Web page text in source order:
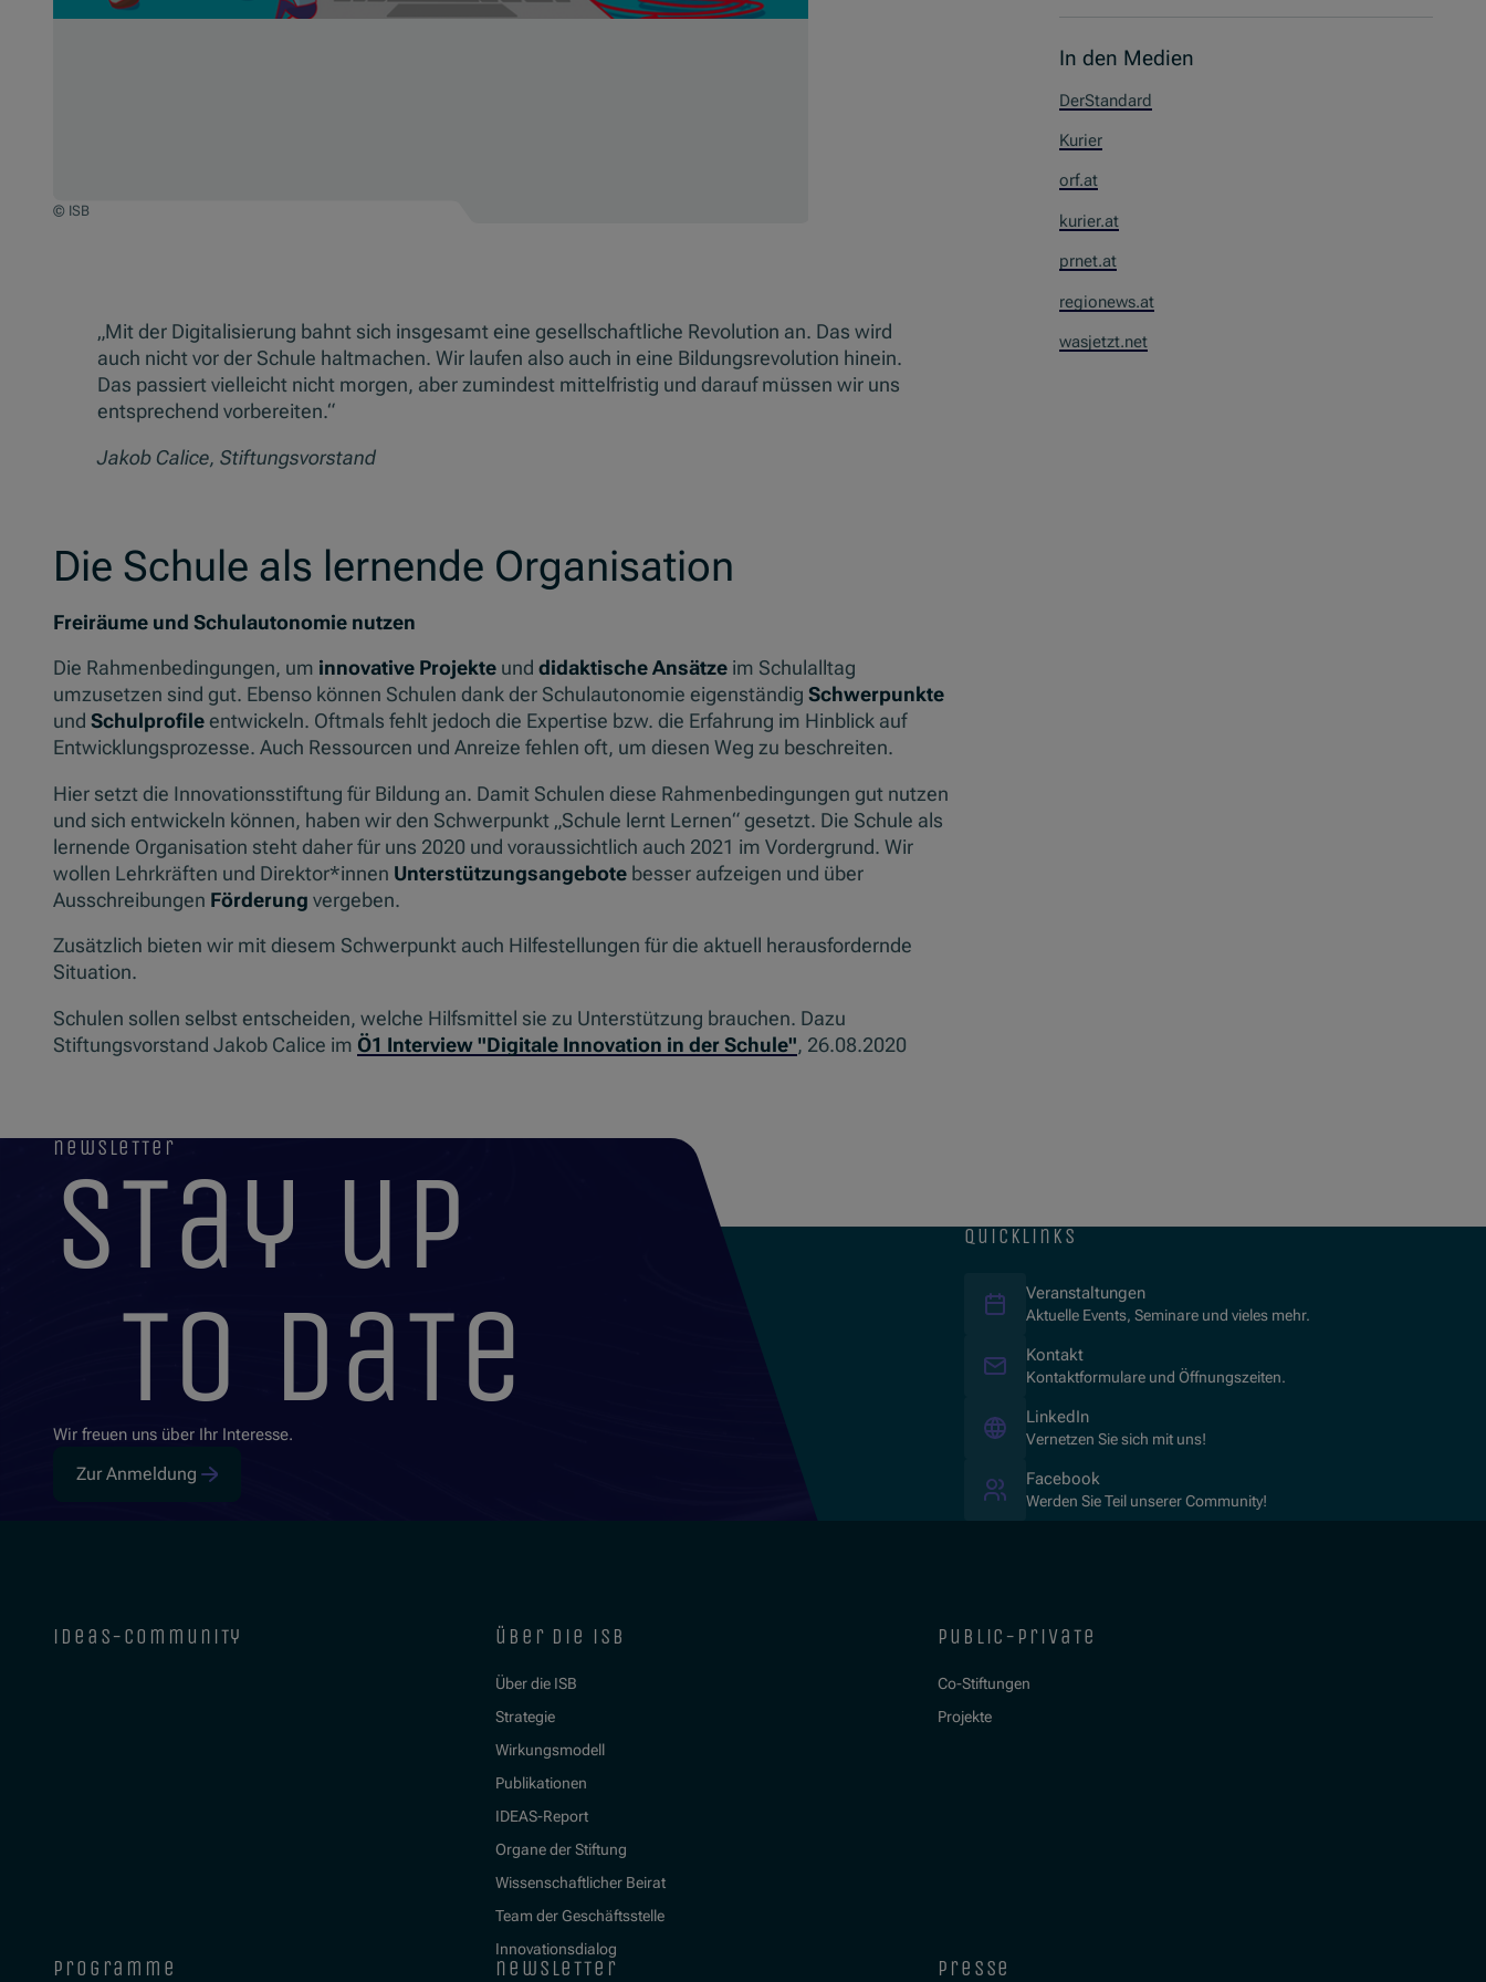
© ISB
„Mit der Digitalisierung bahnt sich insgesamt eine gesellschaftliche Revolution an. Das wird
auch nicht vor der Schule haltmachen. Wir laufen also auch in eine Bildungsrevolution hinein.
Das passiert vielleicht nicht morgen, aber zumindest mittelfristig und darauf müssen wir uns
entsprechend vorbereiten.“
Jakob Calice, Stiftungsvorstand
Die Schule als lernende Organisation
Freiräume und Schulautonomie nutzen
Die Rahmenbedingungen, um innovative Projekte und didaktische Ansätze im Schulalltag
umzusetzen sind gut. Ebenso können Schulen dank der Schulautonomie eigenständig Schwerpunkte
und Schulprofile entwickeln. Oftmals fehlt jedoch die Expertise bzw. die Erfahrung im Hinblick auf
Entwicklungsprozesse. Auch Ressourcen und Anreize fehlen oft, um diesen Weg zu beschreiten.
Hier setzt die Innovationsstiftung für Bildung an. Damit Schulen diese Rahmenbedingungen gut nutzen
und sich entwickeln können, haben wir den Schwerpunkt „Schule lernt Lernen“ gesetzt. Die Schule als
lernende Organisation steht daher für uns 2020 und voraussichtlich auch 2021 im Vordergrund. Wir
wollen Lehrkräften und Direktor*innen Unterstützungsangebote besser aufzeigen und über
Ausschreibungen Förderung vergeben.
Zusätzlich bieten wir mit diesem Schwerpunkt auch Hilfestellungen für die aktuell herausfordernde
Situation.
Schulen sollen selbst entscheiden, welche Hilfsmittel sie zu Unterstützung brauchen. Dazu
Stiftungsvorstand Jakob Calice im Ö1 Interview "Digitale Innovation in der Schule", 26.08.2020
In den Medien
DerStandard
Kurier
orf.at
kurier.at
prnet.at
regionews.at
wasjetzt.net
newsletter
stay up
to date
Wir freuen uns über Ihr Interesse.
Zur Anmeldung
quicklinks
Veranstaltungen
Aktuelle Events, Seminare und vieles mehr.
Kontakt
Kontaktformulare und Öffnungszeiten.
LinkedIn(Öffnet in neuem Fenster)
Vernetzen Sie sich mit uns!
Facebook
Werden Sie Teil unserer Community!
ideas-community über die isb
Über die ISB
Strategie
Wirkungsmodell
Publikationen
IDEAS-Report
Organe der Stiftung
Wissenschaftlicher Beirat
Team der Geschäftsstelle
Innovationsdialog
public-private
Co-Stiftungen
Projekte
programme newsletter presse